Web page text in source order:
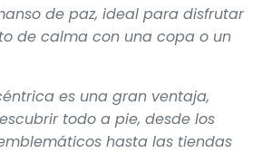
de paz, ideal para disfrutar
de calma con una copa o un
es una gran ventaja,
todo a pie, desde los
hasta las tiendas